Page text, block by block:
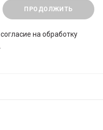
ПРОДОЛЖИТЬ
согласие на обработку